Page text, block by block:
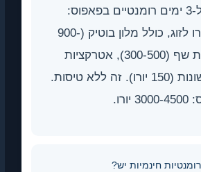
תקציב סביר ל-3 ימים רומנטיים בפאפוס:
1500-2500 יורו לזוג, כולל מלון בוטיק (900-
1500), ארוחות שף (300-500), אטרקציות
(250-350), ושונות (150 יורו). זה ללא טיסות.
חינמיות יש?